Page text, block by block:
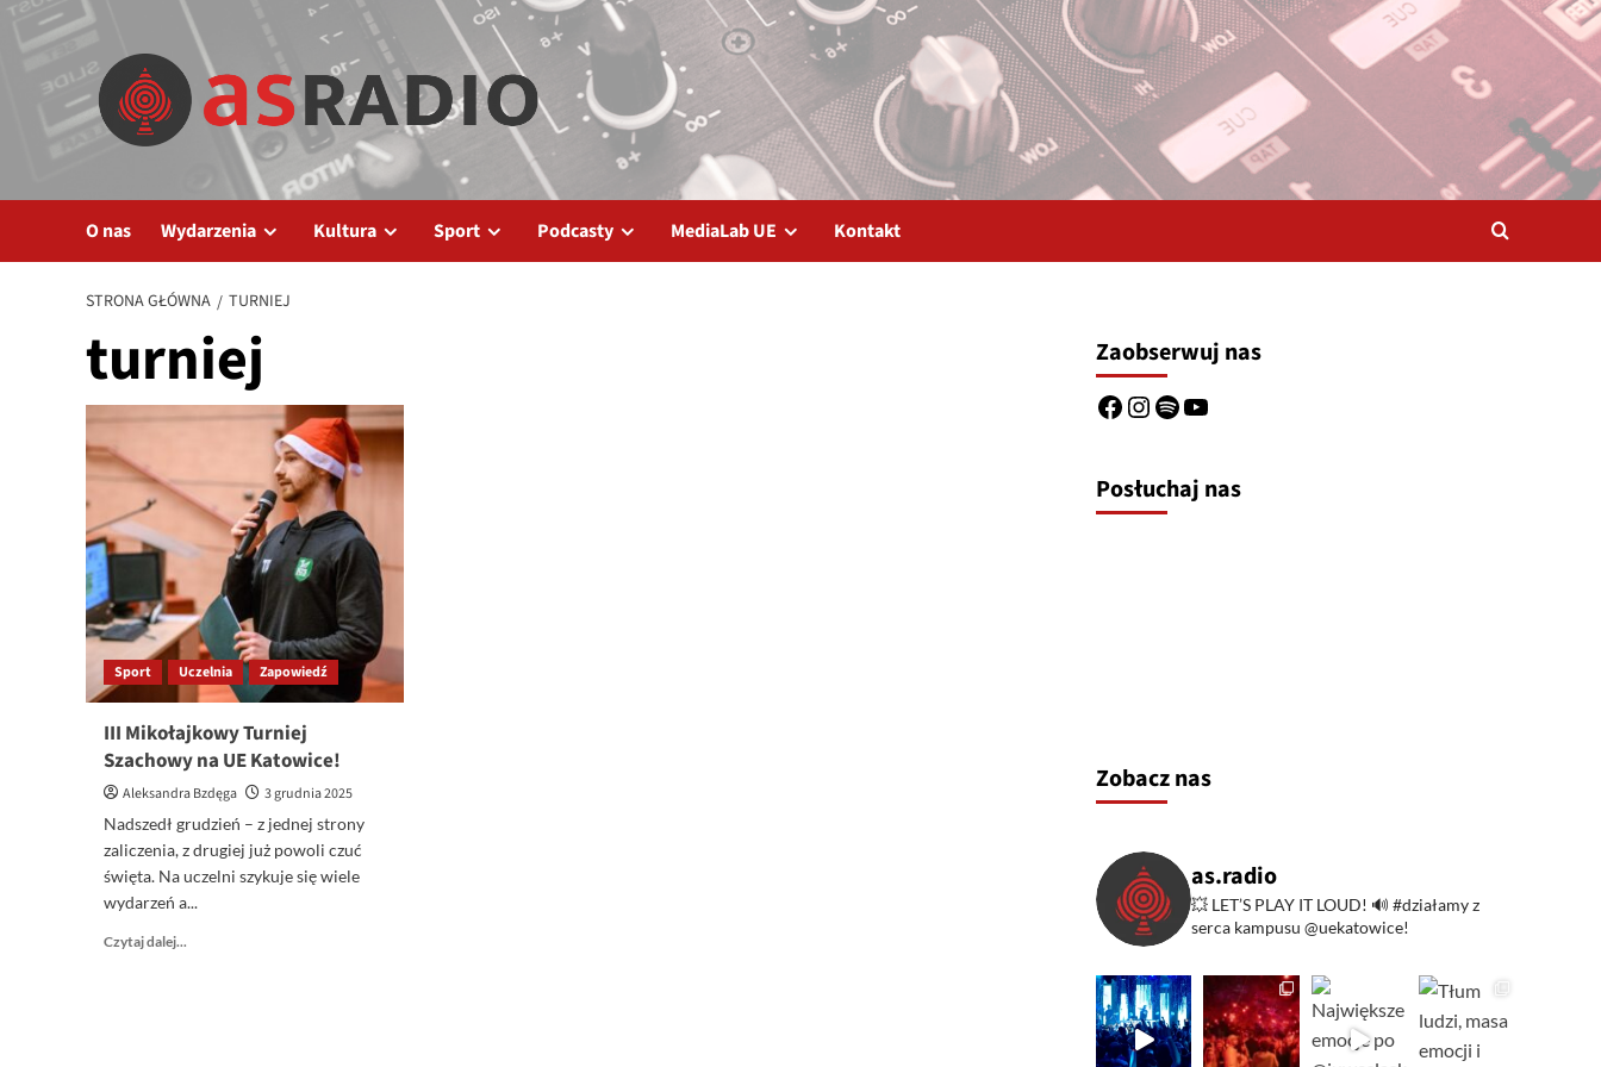
Przejdź
O nas Wydarzenia Kultura Sport Podcasty MediaLab UE Kontakt
STRONA GŁÓWNA TURNIEJ
turniej
Sport Uczelnia Zapowiedź
III Mikołajkowy Turniej
Szachowy na UE Katowice!
Aleksandra Bzdęga
3 grudnia 2025
Nadszedł grudzień – z jednej strony
zaliczenia, z drugiej już powoli czuć
święta. Na uczelni szykuje się wiele
wydarzeń a...
Czytaj dalej...
Zaobserwuj nas
Facebook
Instagram
Spotify
Posłuchaj nas
Zobacz nas
as.radio
💥 LET’S PLAY IT LOUD! 🔊 #działamy z
serca kampusu @uekatowice!